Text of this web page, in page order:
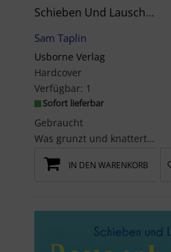
Schieben Und Lauschen: Bauernhoftiere
Sam Taplin
Usborne Verlag
Hardcover
Verfügbar: 1
Sofort lieferbar
Gebraucht
Was grunzt und knattert denn da?'MUH!', ruft die Kuh und 'MÄH!', macht das Schaf. Bewege ...
IN DEN WARENKORB